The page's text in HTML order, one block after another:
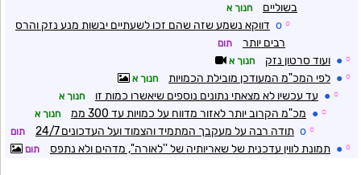
בשוליים
חנוך א
☼
o דווקא נשמע שזה שהם זכו לשעתיים יבשות מנע נזק והרס
רבים יותר
תום
☼
● ועוד סרטון נזק חנוך א
☼
● לפי המכ"מ המעודכן מובילת הכמויות חנוך א
☼
● עד עכשיו לא מצאתי נתונים נוספים שיאשרו כמות זו חנוך א
☼
● מכ"מ הקרוב יותר לאזור מדווח על כמויות עד 300 ממ חנוך א
☼
o תודה רבה על מעקבך המתמיד והצמוד ועל העדכונים 24/7 תום
☼
● תמונת לווין עדכנית של שאריותיה של ''לאורה'', מדהים ולא נתפס תום